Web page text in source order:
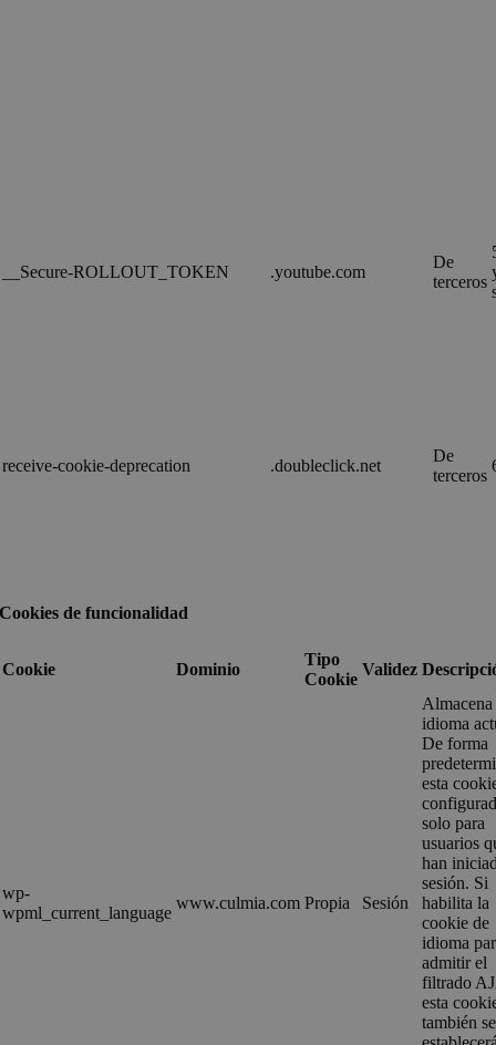
__Secure-ROLLOUT_TOKEN .youtube.com
De
terceros
receive-cookie-deprecation .doubleclick.net
De
terceros
Cookies de funcionalidad
Cookie Dominio
Tipo
Cookie
Validez
wp-
wpml_current_language
www.culmia.com Propia Sesión
idioma
De forma
esta
solo para
usuarios
han
sesión. Si
habilita la
cookie de
idioma
admitir el
filtrado
esta
también se